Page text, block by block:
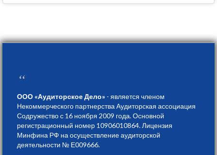
“
ООО «Аудиторское Дело» - является членом
Некоммерческого партнерства Аудиторская ассоциация
Содружество с 16 ноября 2009 года. Основной
регистрационный номер 10906010864. Лицензия
Минфина РФ на осуществление аудиторской
деятельности № Е009666.